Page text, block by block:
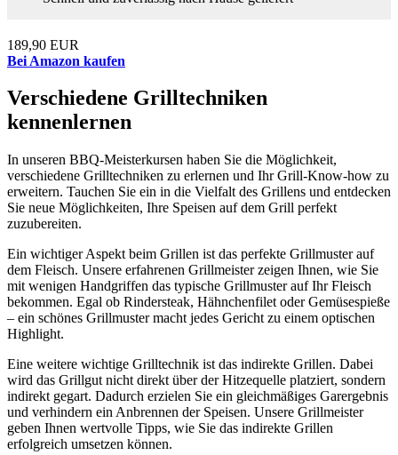
189,90 EUR
Bei Amazon kaufen
Verschiedene Grilltechniken
kennenlernen
In unseren BBQ-Meisterkursen haben Sie die Möglichkeit,
verschiedene Grilltechniken zu erlernen und Ihr Grill-Know-how zu
erweitern. Tauchen Sie ein in die Vielfalt des Grillens und entdecken
Sie neue Möglichkeiten, Ihre Speisen auf dem Grill perfekt
zuzubereiten.
Ein wichtiger Aspekt beim Grillen ist das perfekte Grillmuster auf
dem Fleisch. Unsere erfahrenen Grillmeister zeigen Ihnen, wie Sie
mit wenigen Handgriffen das typische Grillmuster auf Ihr Fleisch
bekommen. Egal ob Rindersteak, Hähnchenfilet oder Gemüsespieße
– ein schönes Grillmuster macht jedes Gericht zu einem optischen
Highlight.
Eine weitere wichtige Grilltechnik ist das indirekte Grillen. Dabei
wird das Grillgut nicht direkt über der Hitzequelle platziert, sondern
indirekt gegart. Dadurch erzielen Sie ein gleichmäßiges Garergebnis
und verhindern ein Anbrennen der Speisen. Unsere Grillmeister
geben Ihnen wertvolle Tipps, wie Sie das indirekte Grillen
erfolgreich umsetzen können.